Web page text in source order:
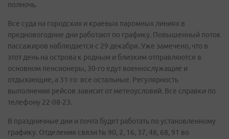
полночь.
Все суда на городских и краевых паромных линиях в
предновогодние дни работают по графику. Повышенный поток
пассажиров наблюдается с 29 декабря. Уже замечено, что в
этот день на острова к родным и близким отправляются в
основном пенсионеры, 30-го едут военнослужащие и
отдыхающие, а 31-го все остальные. Регулярность
выполнения рейсов зависит от метеоусловий. Все справки по
телефону 22-08-23.
В праздничные дни и почта будет работать по установленному
графику. Отделения связи № 90, 2, 16, 37, 48, 68, 91 во